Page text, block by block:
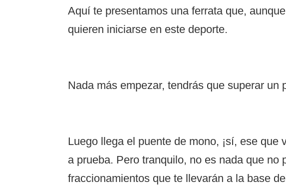
Aquí te presentamos una ferrata que,
quieren iniciarse en este deporte.
Nada más empezar, tendrás que superar
Luego llega el puente de mono, ¡sí, ese
a prueba. Pero tranquilo, no es nada que
fraccionamientos que te llevarán a la base